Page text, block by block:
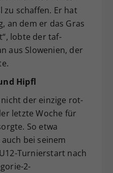
zu schaffen. Er hat
an dem er das Gras
lobte der taf-
aus Slowenien, der
Hipfl
der einzige rot-
letzte Woche für
So etwa
bei seinem
Turnierstart nach
2-